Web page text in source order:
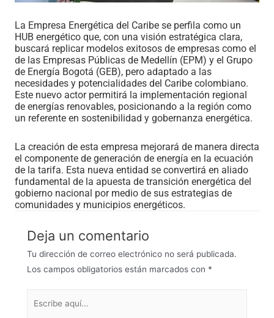
La Empresa Energética del Caribe se perfila como un
HUB energético que, con una visión estratégica clara,
buscará replicar modelos exitosos de empresas como el
de las Empresas Públicas de Medellín (EPM) y el Grupo
de Energía Bogotá (GEB), pero adaptado a las
necesidades y potencialidades del Caribe colombiano.
Este nuevo actor permitirá la implementación regional
de energías renovables, posicionando a la región como
un referente en sostenibilidad y gobernanza energética.
La creación de esta empresa mejorará de manera directa
el componente de generación de energía en la ecuación
de la tarifa. Esta nueva entidad se convertirá en aliado
fundamental de la apuesta de transición energética del
gobierno nacional por medio de sus estrategias de
comunidades y municipios energéticos.
Deja un comentario
Tu dirección de correo electrónico no será publicada.
Los campos obligatorios están marcados con *